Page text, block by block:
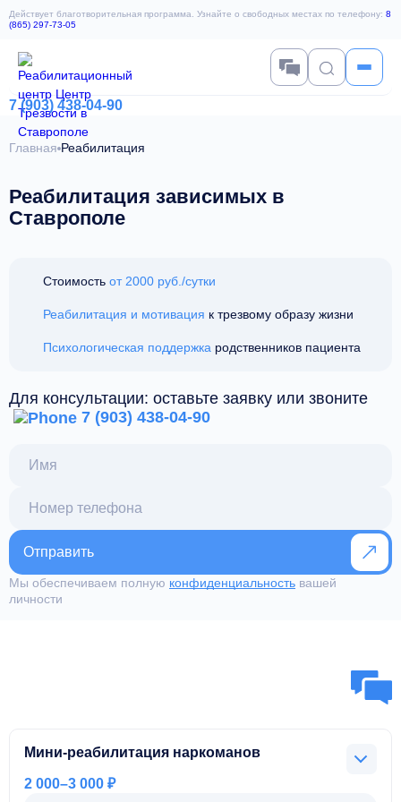
Действует благотворительная программа. Узнайте о свободных местах по телефону: 8
(865) 297-73-05
7 (903) 438-04-90
Главная Реабилитация
Реабилитация зависимых в
Ставрополе
Стоимость от 2000 руб./сутки
Реабилитация и мотивация к трезвому образу жизни
Психологическая поддержка родственников пациента
Для консультации: оставьте заявку или звоните
7 (903) 438-04-90
Отправить
Мы обеспечиваем полную конфиденциальность вашей
личности
Мини-реабилитация наркоманов
2 000–3 000 ₽